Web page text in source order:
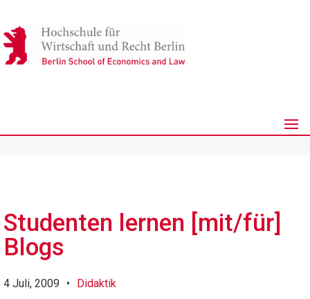
Studenten lernen [mit/für]
Blogs
4 Juli, 2009 • Didaktik